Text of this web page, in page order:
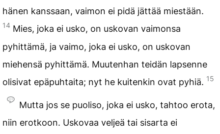
hänen kanssaan, vaimon ei pidä jättää miestään.
14 Mies, joka ei usko, on uskovan vaimonsa
pyhittämä, ja vaimo, joka ei usko, on uskovan
miehensä pyhittämä. Muutenhan teidän lapsenne
olisivat epäpuhtaita; nyt he kuitenkin ovat pyhiä. 15
Mutta jos se puoliso, joka ei usko, tahtoo erota,
niin erotkoon. Uskovaa veljeä tai sisarta ei